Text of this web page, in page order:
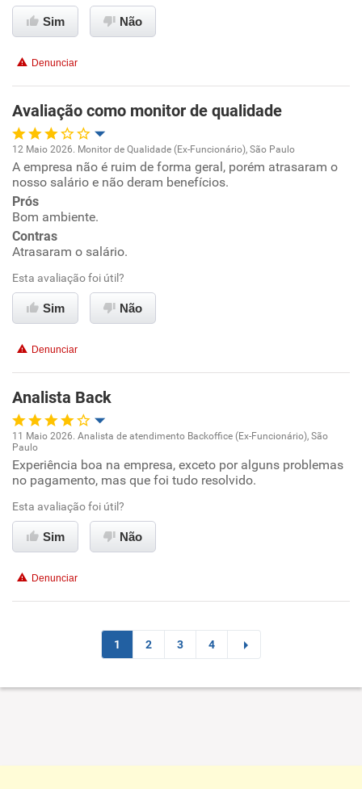
Não recomenda a diretoria
Sim Não
Denunciar
Avaliação como monitor de qualidade
Oportunidade de promoção
Ambiente de trabalho
Conciliação com a vida familiar
Benefícios
Não recomenda a diretoria
12 Maio 2026. Monitor de Qualidade (Ex-Funcionário), São Paulo
A empresa não é ruim de forma geral, porém atrasaram o
nosso salário e não deram benefícios.
Prós
Bom ambiente.
Contras
Atrasaram o salário.
Esta avaliação foi útil?
Sim Não
Denunciar
Analista Back
Oportunidade de promoção
Conciliação com a vida familiar
Benefícios
Recomenda a diretoria
11 Maio 2026. Analista de atendimento Backoffice (Ex-Funcionário), São
Paulo
Experiência boa na empresa, exceto por alguns problemas
no pagamento, mas que foi tudo resolvido.
Esta avaliação foi útil?
Sim Não
Denunciar
1 2 3 4